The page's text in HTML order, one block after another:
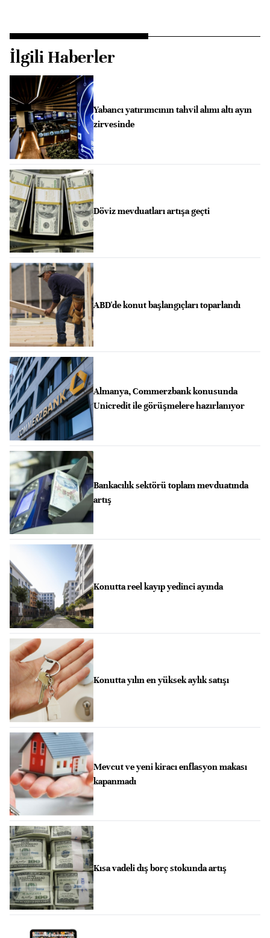
İlgili Haberler
Yabancı yatırımcının tahvil alımı altı ayın
zirvesinde
Döviz mevduatları artışa geçti
ABD'de konut başlangıçları toparlandı
Almanya, Commerzbank konusunda
Unicredit ile görüşmelere hazırlanıyor
Bankacılık sektörü toplam mevduatında
artış
Konutta reel kayıp yedinci ayında
Konutta yılın en yüksek aylık satışı
Mevcut ve yeni kiracı enflasyon makası
kapanmadı
Kısa vadeli dış borç stokunda artış